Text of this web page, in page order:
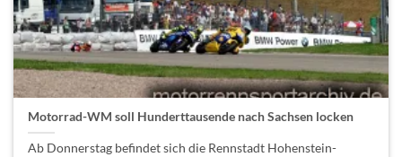
Motorrad-WM soll Hunderttausende nach Sachsen locken
Ab Donnerstag befindet sich die Rennstadt Hohenstein-